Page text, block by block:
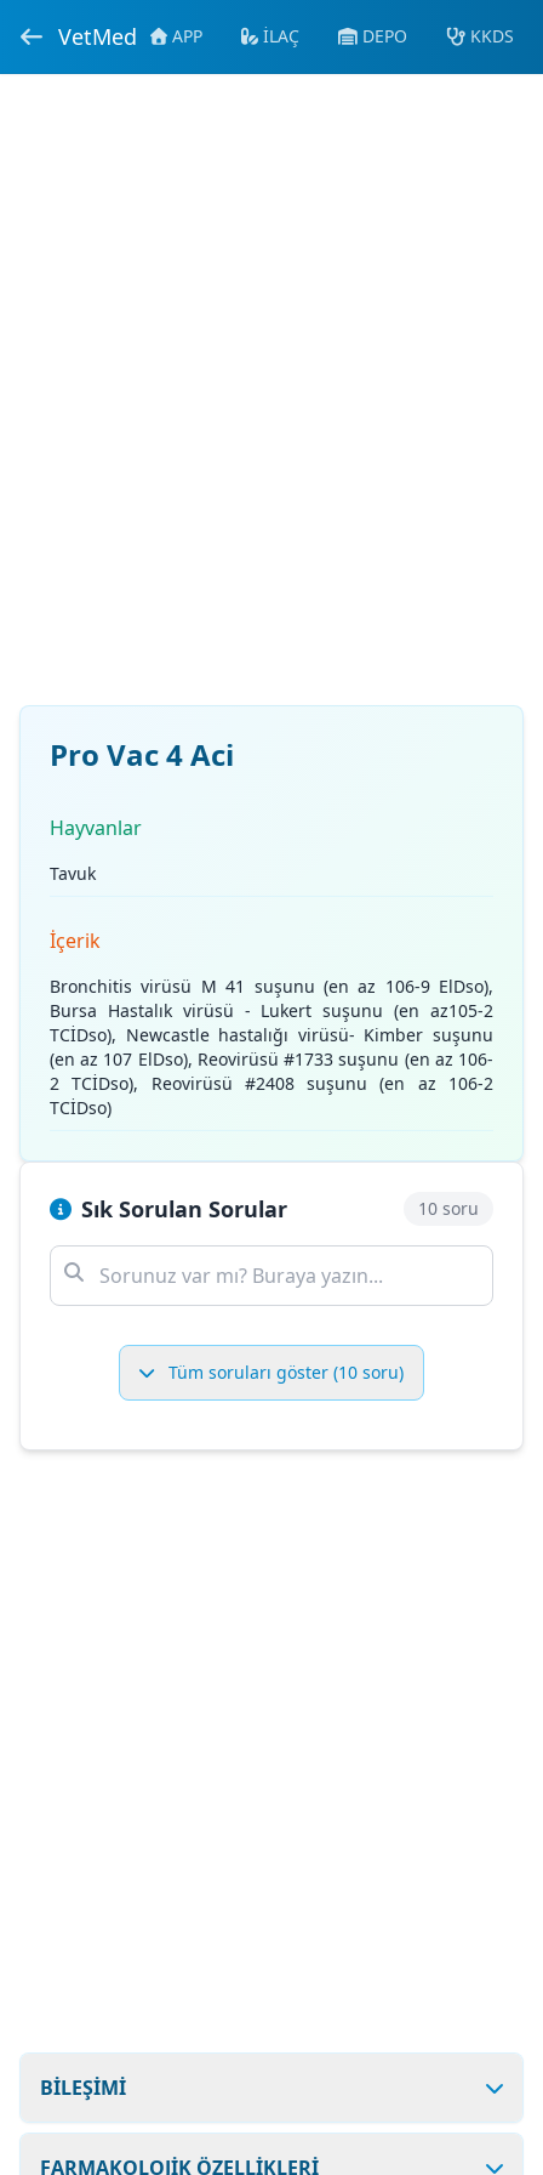
VetMed APP İLAÇ DEPO KKDS
Pro Vac 4 Aci
Hayvanlar
Tavuk
İçerik
Bronchitis virüsü M 41 suşunu (en az 106-9 ElDso),
Bursa Hastalık virüsü - Lukert suşunu (en az105-2
TCİDso), Newcastle hastalığı virüsü- Kimber suşunu
(en az 107 ElDso), Reovirüsü #1733 suşunu (en az 106-
2 TCİDso), Reovirüsü #2408 suşunu (en az 106-2
TCİDso)
Sık Sorulan Sorular 10 soru
Tüm soruları göster (10 soru)
BİLEŞİMİ
FARMAKOLOJİK ÖZELLİKLERİ